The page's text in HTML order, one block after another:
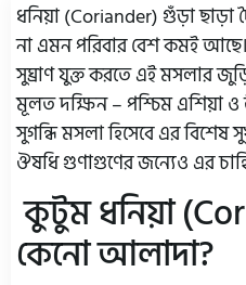
ধনিয়া (Coriander) গুঁড়া ছাড়া
না এমন পরিবার বেশ কমই
সুঘ্রাণ যুক্ত করতে এই মসলার
মূলত দক্ষিন – পশ্চিম এশিয়া ও
সুগন্ধি মসলা হিসেবে এর বিশেষ
ঔষধি গুণাগুণের জন্যেও এর
কুটুম ধনিয়া
কেনো আলাদা?